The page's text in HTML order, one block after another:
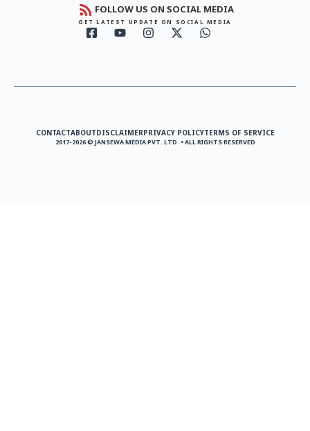
FOLLOW US ON SOCIAL MEDIA
GET LATEST UPDATE ON SOCIAL MEDIA
CONTACTABOUTDISCLAIMERPRIVACY POLICYTERMS OF SERVICE
2017-2026 © JANSEWA MEDIA PVT. LTD. • ALL RIGHTS RESERVED